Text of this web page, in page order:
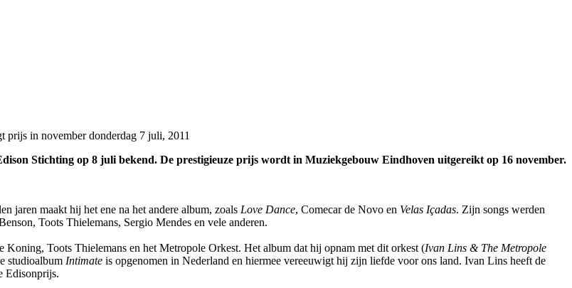
prijs in novemberdonderdag 7 juli, 2011
Stichting op 8 juli bekend. De prestigieuze prijs wordt in Muziekgebouw Eindhoven uitgereikt op 16 november.
jaren maakt hij het ene na het andere album, zoals Love Dance, Comecar de Novo en Velas Içadas. Zijn songs werden
Toots Thielemans, Sergio Mendes en vele anderen.
Koning, Toots Thielemans en het Metropole Orkest. Het album dat hij opnam met dit orkest (Ivan Lins & The Metropole
studioalbum Intimate is opgenomen in Nederland en hiermee vereeuwigt hij zijn liefde voor ons land. Ivan Lins heeft de
Edisonprijs.